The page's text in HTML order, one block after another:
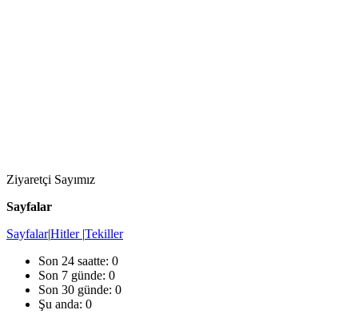
Ziyaretçi Sayımız
Sayfalar
Sayfalar|Hitler |Tekiller
Son 24 saatte: 0
Son 7 günde: 0
Son 30 günde: 0
Şu anda: 0